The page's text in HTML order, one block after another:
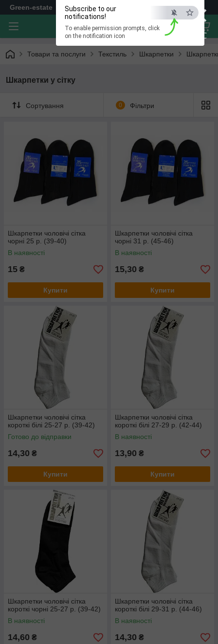
×
ESC
Subscribe to our
notifications!
To enable permission prompts, click
on the notification icon
Green-estate
Товари та послуги Текстиль Шкарпетки
Шкарпетки у сітку
Сортування 0 Фільтри
Шкарпетки чоловічі сітка
чорні 25 р. (39-40)
В наявності
15 ₴
Купити
Шкарпетки чоловічі сітка
чорні 31 р. (45-46)
В наявності
15,30 ₴
Купити
Шкарпетки чоловічі сітка
короткі білі 25-27 р. (39-42)
Готово до відправки
14,30 ₴
Купити
Шкарпетки чоловічі сітка
короткі білі 27-29 р. (42-44)
В наявності
13,90 ₴
Купити
Шкарпетки чоловічі сітка
короткі чорні 25-27 р. (39-42)
В наявності
14,60 ₴
Шкарпетки чоловічі сітка
короткі білі 29-31 р. (44-46)
В наявності
14,30 ₴